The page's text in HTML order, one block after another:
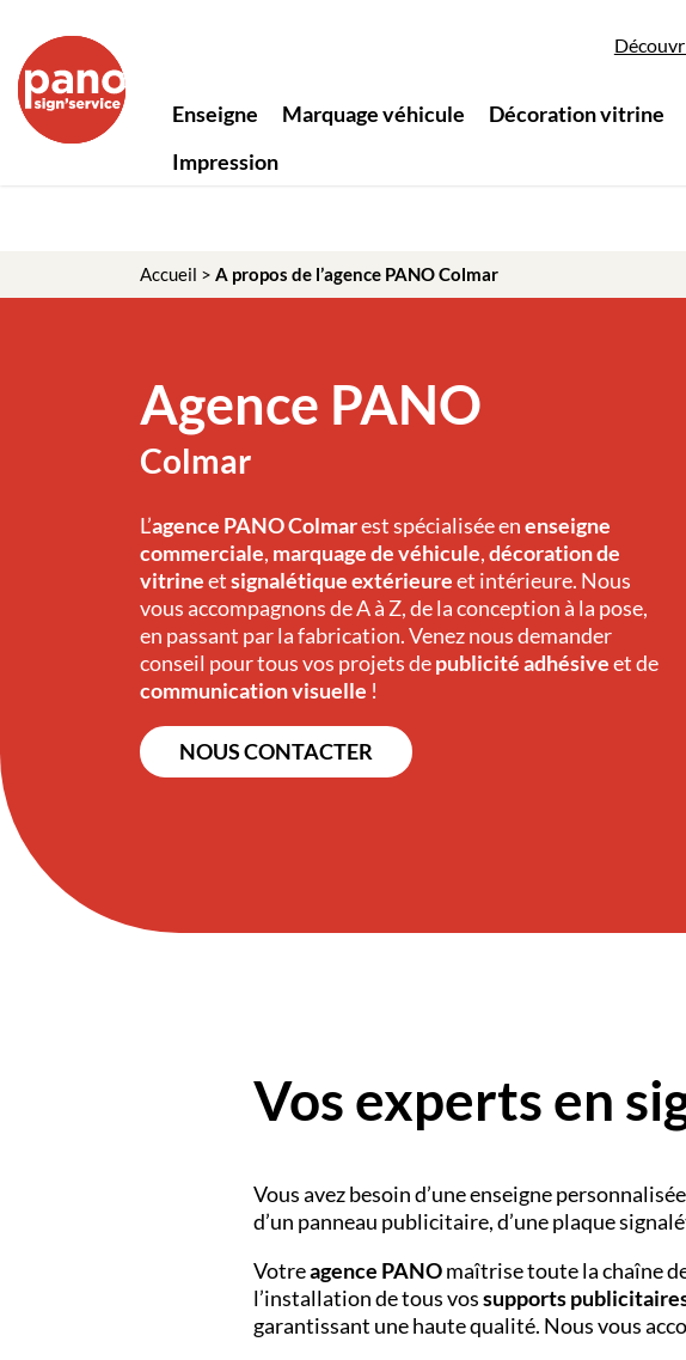
Enseigne Marquage véhicule Décoration vitrine
Impression
Accueil > A propos de l’agence PANO Colmar
Agence PANO
Colmar
L’agence PANO Colmarest spécialisée enenseigne
commerciale, marquage de véhicule,décoration de
vitrineetsignalétique extérieureet intérieure. Nous
vous accompagnons de A à Z, de la conception à la pose,
en passant par la fabrication. Venez nous demander
conseil pour tous vos projets depublicité adhésiveet de
communication visuelle !
NOUS CONTACTER
Vos experts en
Vous avez besoin d’uneenseigne personnalisée
d’un panneau publicitaire, d’uneplaque
Votreagence PANOmaîtrise toute la chaîne
l’installation de tous vossupports
garantissant une haute qualité. Nous vous